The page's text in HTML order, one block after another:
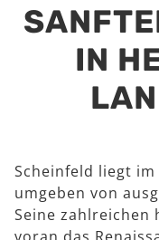
IN
Scheinfeld liegt
umgeben von
Seine zahlreichen